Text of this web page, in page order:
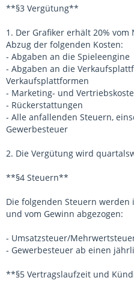
**§3 Vergütung**
1. Der Grafiker erhält 20%
Abzug der folgenden Kosten:
- Abgaben an die Spieleengine
- Abgaben an die
Verkaufsplattformen
- Marketing- und
- Rückerstattungen
- Alle anfallenden Steuern,
Gewerbesteuer
2. Die Vergütung wird
**§4 Steuern**
Die folgenden Steuern
und vom Gewinn abgezogen:
- Umsatzsteuer/
- Gewerbesteuer ab einen
**§5 Vertragslaufzeit und